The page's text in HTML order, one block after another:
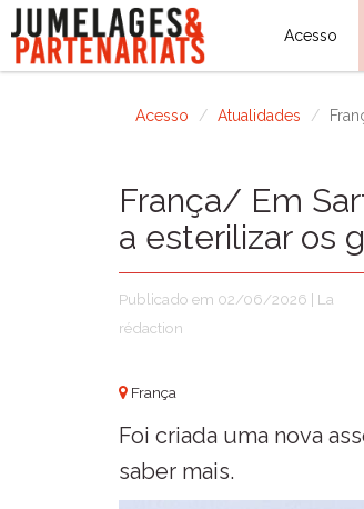
Acesso
Acesso Atualidades
França/ Em
a esterilizar os
Publicado em 02/06/2026 | La
rédaction
França
Foi criada uma nova
saber mais.